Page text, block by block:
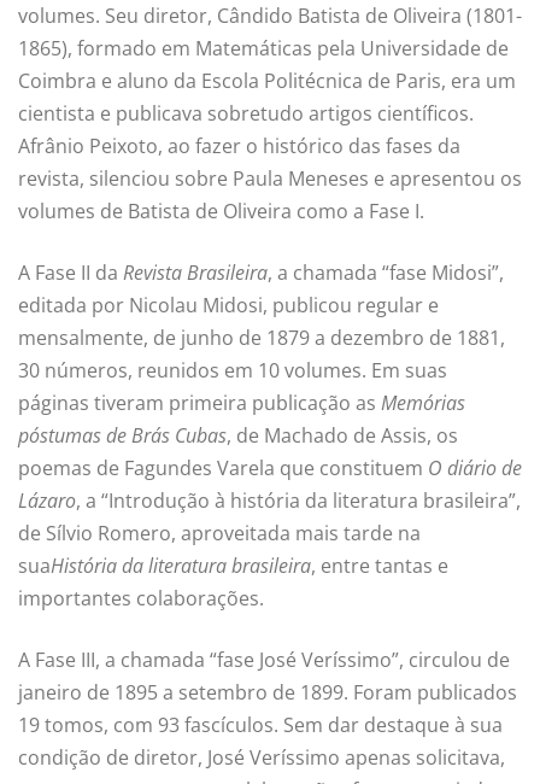
volumes. Seu diretor, Cândido Batista de Oliveira (1801-
1865), formado em Matemáticas pela Universidade de
Coimbra e aluno da Escola Politécnica de Paris, era um
cientista e publicava sobretudo artigos científicos.
Afrânio Peixoto, ao fazer o histórico das fases da
revista, silenciou sobre Paula Meneses e apresentou os
volumes de Batista de Oliveira como a Fase I.
A Fase II da Revista Brasileira, a chamada “fase Midosi”,
editada por Nicolau Midosi, publicou regular e
mensalmente, de junho de 1879 a dezembro de 1881,
30 números, reunidos em 10 volumes. Em suas
páginas tiveram primeira publicação as Memórias
póstumas de Brás Cubas, de Machado de Assis, os
poemas de Fagundes Varela que constituem O diário de
Lázaro, a “Introdução à história da literatura brasileira”,
de Sílvio Romero, aproveitada mais tarde na
suaHistória da literatura brasileira, entre tantas e
importantes colaborações.
A Fase III, a chamada “fase José Veríssimo”, circulou de
janeiro de 1895 a setembro de 1899. Foram publicados
19 tomos, com 93 fascículos. Sem dar destaque à sua
condição de diretor, José Veríssimo apenas solicitava,